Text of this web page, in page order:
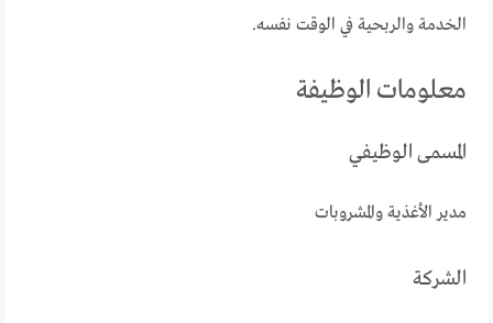
الخدمة والربحية في الوقت نفسه.
معلومات الوظيفة
المسمى الوظيفي
مدير الأغذية والمشروبات
الشركة